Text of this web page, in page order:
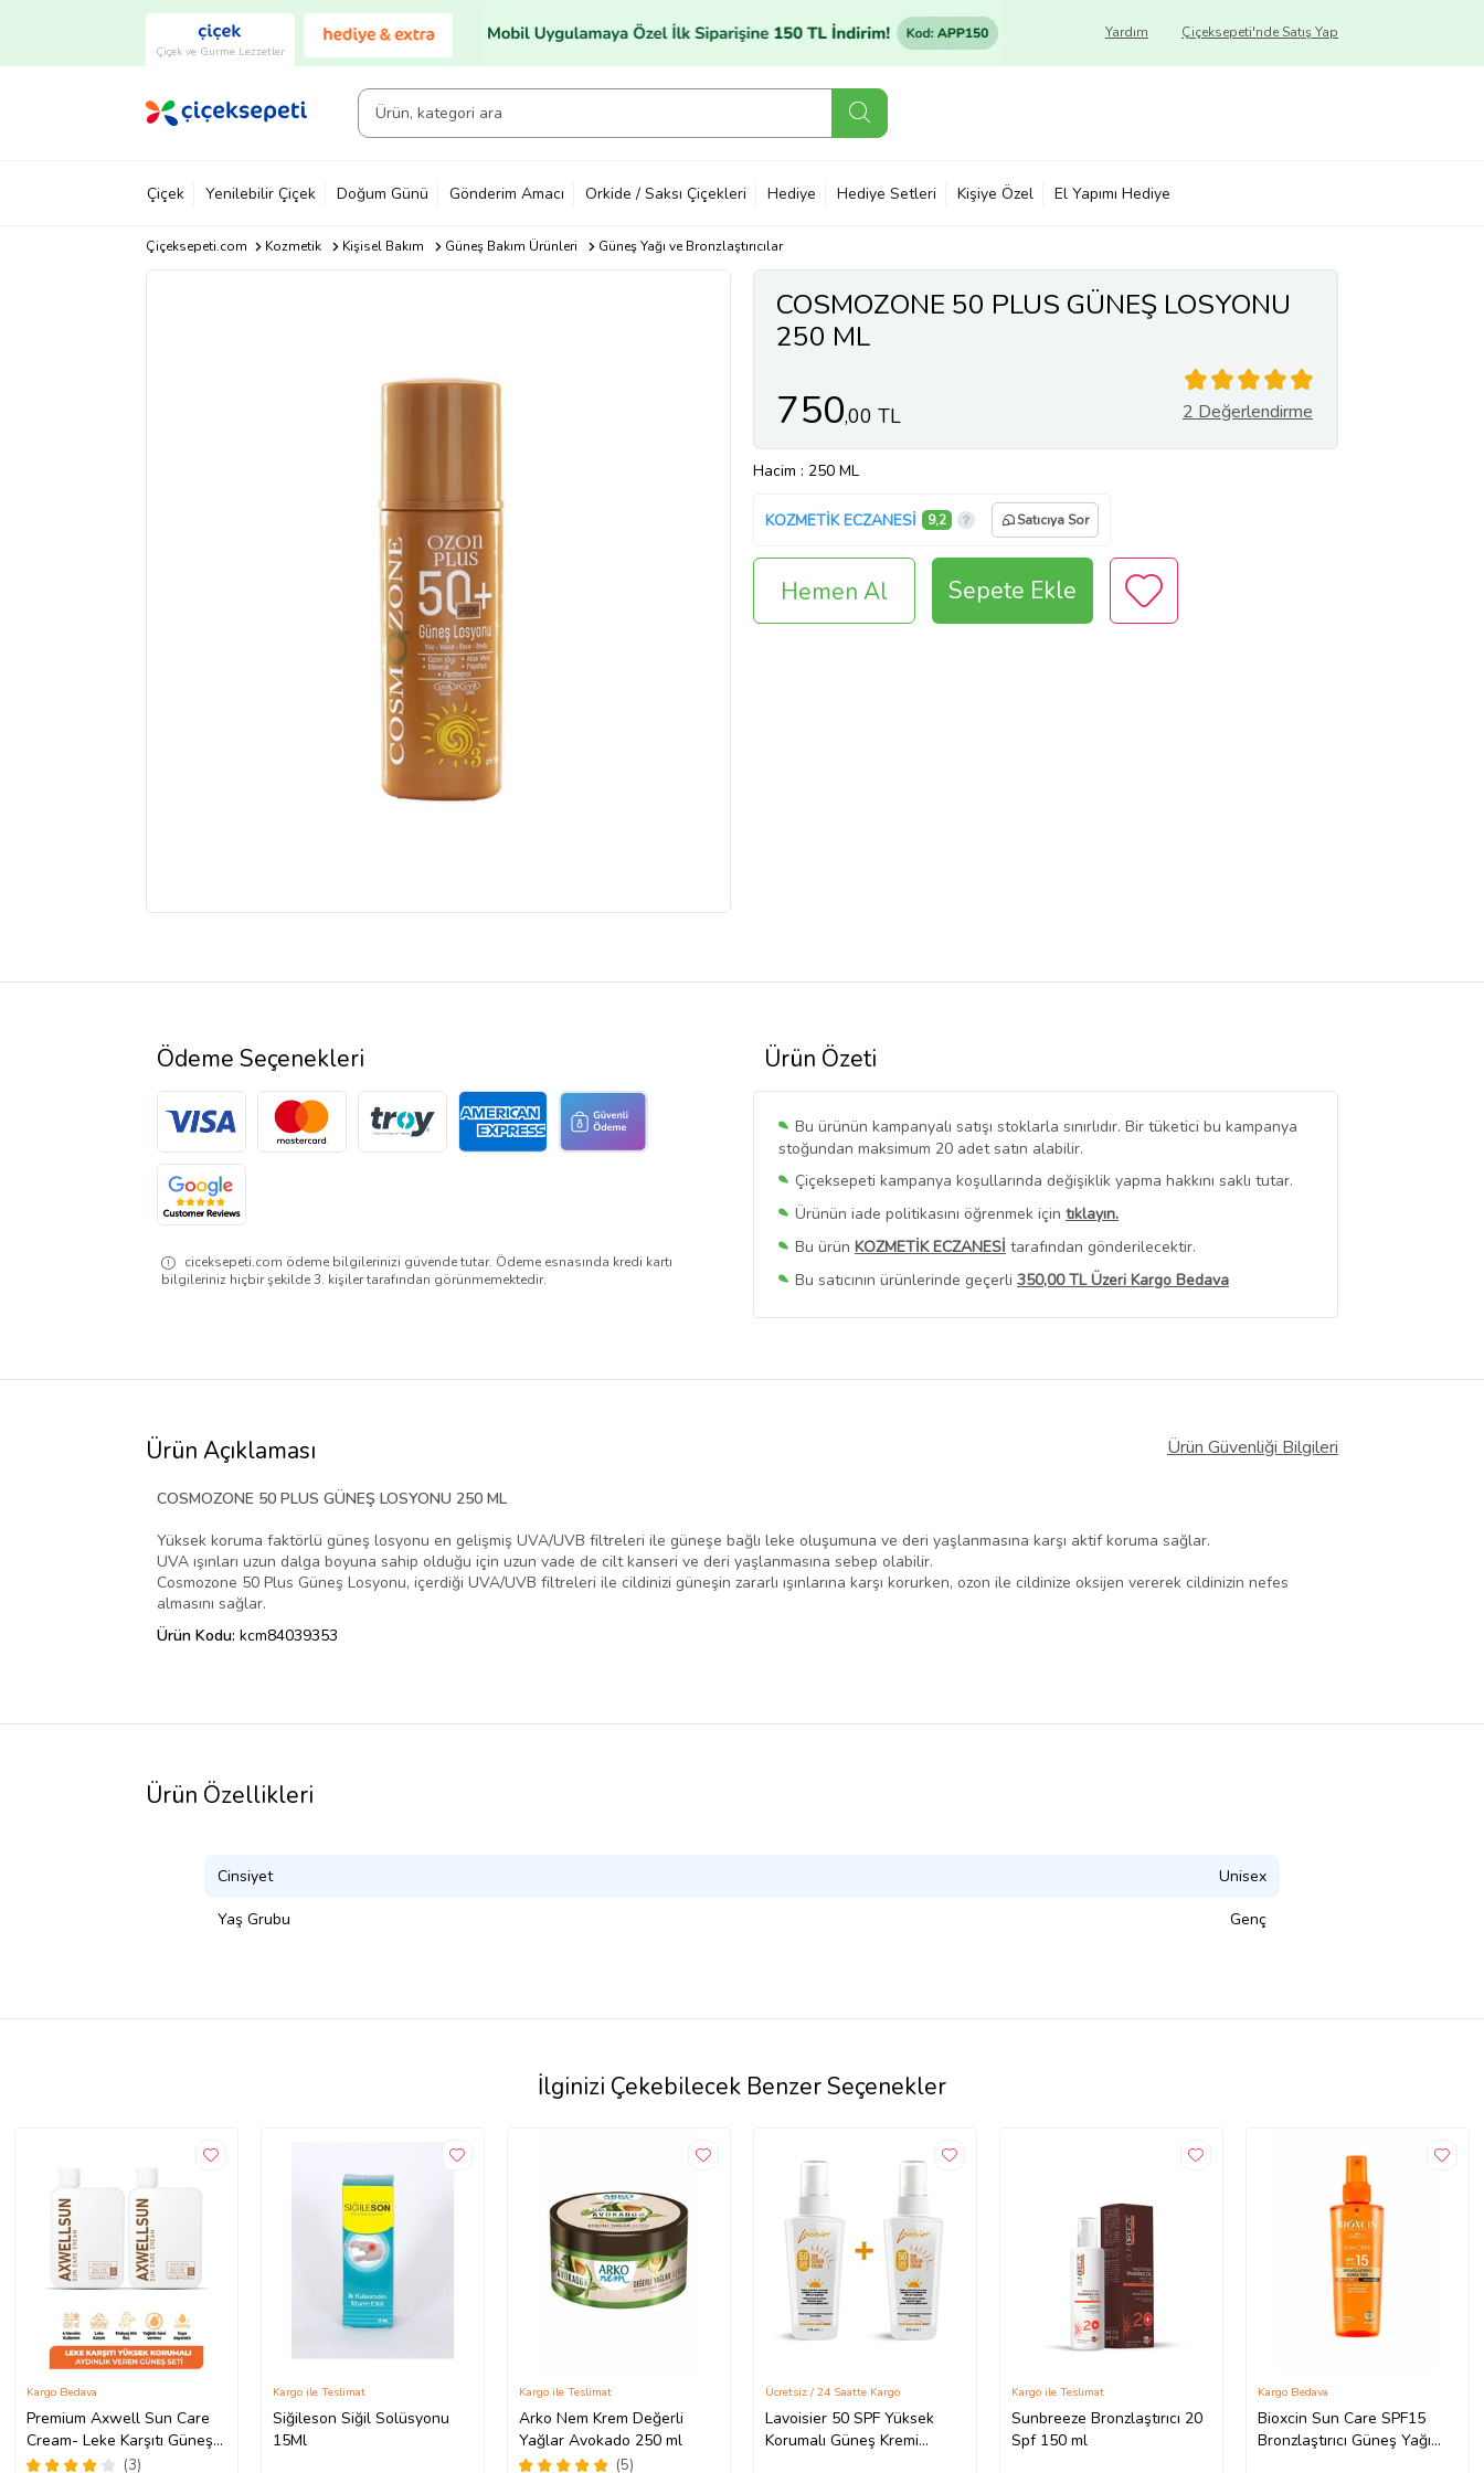
Çiçek ve Gurme Lezzetler
Çiçeksepeti'nde Satış Yap
Yardım
Çiçek Yenilebilir Çiçek Doğum Günü Gönderim Amacı Orkide / Saksı Çiçekleri Hediye Hediye Setleri Kişiye Özel El Yapımı Hediye
Çiçeksepeti.com Kozmetik Kişisel Bakım Güneş Bakım Ürünleri Güneş Yağı ve Bronzlaştırıcılar
COSMOZONE 50 PLUS GÜNEŞ LOSYONU
250 ML
750,00 TL 2 Değerlendirme
Hacim : 250 ML
KOZMETİK ECZANESİ 9,2 Satıcıya Sor
Hemen Al Sepete Ekle
Ürün Özeti
Bu ürünün kampanyalı satışı stoklarla sınırlıdır. Bir tüketici bu kampanya
stoğundan maksimum 20 adet satın alabilir.
Çiçeksepeti kampanya koşullarında değişiklik yapma hakkını saklı tutar.
Ürünün iade politikasını öğrenmek için tıklayın.
Bu ürün KOZMETİK ECZANESİ tarafından gönderilecektir.
Bu satıcının ürünlerinde geçerli 350,00 TL Üzeri Kargo Bedava
Bu SatıcınınTüm Ürünlerini Görüntüle
Ödeme Seçenekleri
ciceksepeti.com ödeme bilgilerinizi güvende tutar. Ödeme esnasında kredi kartı
bilgileriniz hiçbir şekilde 3. kişiler tarafından görünmemektedir.
Ürün Açıklaması Ürün Güvenliği Bilgileri
COSMOZONE 50 PLUS GÜNEŞ LOSYONU 250 ML
Yüksek koruma faktörlü güneş losyonu en gelişmiş UVA/UVB filtreleri ile güneşe bağlı leke oluşumuna ve deri yaşlanmasına karşı aktif koruma sağlar.
UVA ışınları uzun dalga boyuna sahip olduğu için uzun vade de cilt kanseri ve deri yaşlanmasına sebep olabilir.
Cosmozone 50 Plus Güneş Losyonu, içerdiği UVA/UVB filtreleri ile cildinizi güneşin zararlı ışınlarına karşı korurken, ozon ile cildinize oksijen vererek cildinizin nefes
almasını sağlar.
Ürün Kodu: kcm84039353
Ürün Özellikleri
Cinsiyet Unisex
Yaş Grubu Genç
İlginizi Çekebilecek Benzer Seçenekler
Premium Axwell Sun Care
Cream- Leke Karşıtı Güneş
Koruyucu Krem SPF50+
(3)
Kargo Bedava
Siğileson Siğil Solüsyonu
15Ml
Kargo ile Teslimat
Arko Nem Krem Değerli
Yağlar Avokado 250 ml
(5)
Kargo ile Teslimat
Lavoisier 50 SPF Yüksek
Korumalı Güneş Kremi
Ücretsiz / 24 Saatte Kargo
Sunbreeze Bronzlaştırıcı 20
Spf 150 ml
Kargo ile Teslimat
Bioxcin Sun Care SPF15
Bronzlaştırıcı Güneş Yağı
Kargo Bedava